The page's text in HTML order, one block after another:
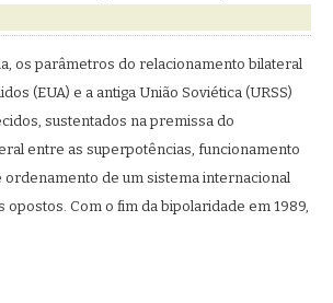
os parâmetros do relacionamento bilateral
(EUA) e a antiga União Soviética (URSS)
sustentados na premissa do
entre as superpotências, funcionamento
de um sistema internacional
Com o fim da bipolaridade em 1989,